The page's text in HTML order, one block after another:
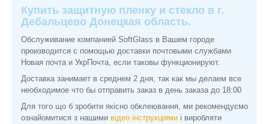
Купить защитную пленку и стекло в г.
Дебальцево Донецкая область.
Обслуживание компанией SoftGlass в Вашем городе
производится с помощью доставки почтовыми службами
Новая почта и УкрПочта, если таковы функционируют.
Доставка занимает в среднем 2 дня, так как мы делаем все
необходимое что бы отправить заказ в день заказа до 18:00
Для того що б зробити якісно обклеювання, ми рекомендуємо
ознайомитися з нашими відео інструкціями і виробляти